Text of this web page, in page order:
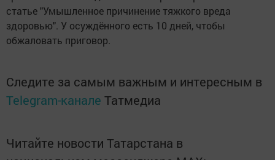
статье "Умышленное причинение тяжкого вреда
здоровью". У осуждённого есть 10 дней, чтобы
обжаловать приговор.
Следите за самым важным и интересным в
Telegram-канале Татмедиа
Читайте новости Татарстана в